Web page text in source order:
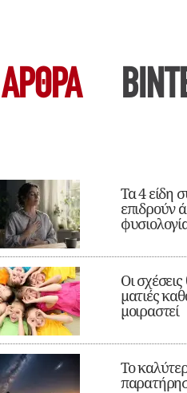
Τα 4 είδη
επιδρούν
Οι
ματιές
μοιραστεί
Το